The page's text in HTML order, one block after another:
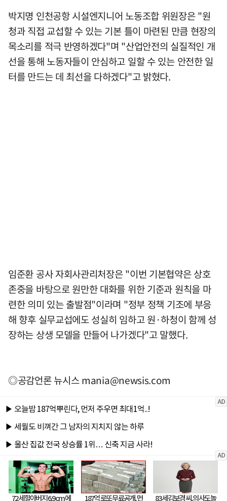
박지명 인천공항 시설엔지니어 노동조합 위원장은 "원
청과 직접 교섭할 수 있는 기본 틀이 마련된 만큼 현장의
목소리를 적극 반영하겠다"며 "산업안전의 실질적인 개
선을 통해 노동자들이 안심하고 일할 수 있는 안전한 일
터를 만드는 데 최선을 다하겠다"고 밝혔다.
임준환 공사 자회사관리처장은 "이번 기본협약은 상호
존중을 바탕으로 원만한 대화를 위한 기준과 원칙을 마
련한 의미 있는 출발점"이라며 "정부 정책 기조에 부응
해 향후 실무교섭에도 성실히 임하고 원·하청이 함께 성
장하는 상생 모델을 만들어 나가겠다"고 말했다.
◎공감언론 뉴시스mania@newsis.com